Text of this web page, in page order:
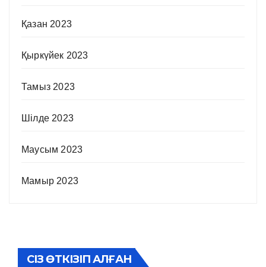
Қазан 2023
Қыркүйек 2023
Тамыз 2023
Шілде 2023
Маусым 2023
Мамыр 2023
СІЗ ӨТКІЗІП АЛҒАН